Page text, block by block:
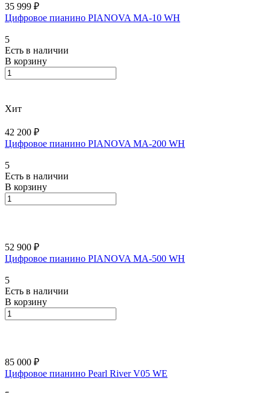
35 999 ₽
Цифровое пианино PIANOVA MA-10 WH
5
Есть в наличии
В корзину
Хит
42 200 ₽
Цифровое пианино PIANOVA MA-200 WH
5
Есть в наличии
В корзину
52 900 ₽
Цифровое пианино PIANOVA MA-500 WH
5
Есть в наличии
В корзину
85 000 ₽
Цифровое пианино Pearl River V05 WE